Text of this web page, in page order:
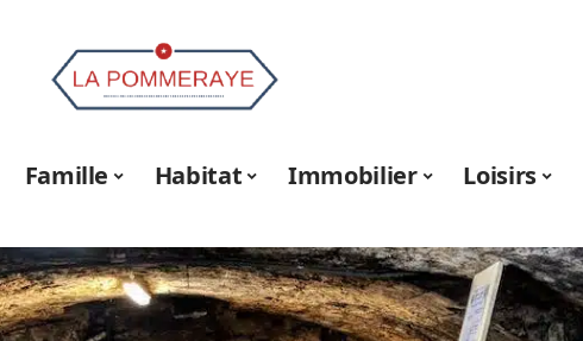
Famille Habitat Immobilier Loisirs